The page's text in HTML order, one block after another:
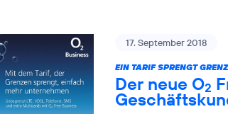
17. September 2018
EIN TARIF SPRENGT
Der neue O2